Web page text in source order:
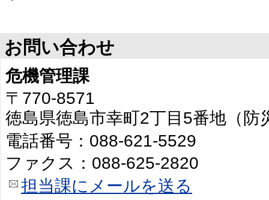
お問い合わせ
危機管理課
〒770-8571
徳島県徳島市幸町2丁目5番地（防
電話番号：088-621-5529
ファクス：088-625-2820
担当課にメールを送る